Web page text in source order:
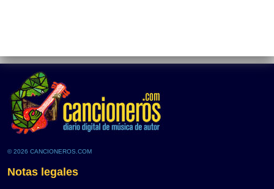
© 2026 CANCIONEROS.COM
Notas legales